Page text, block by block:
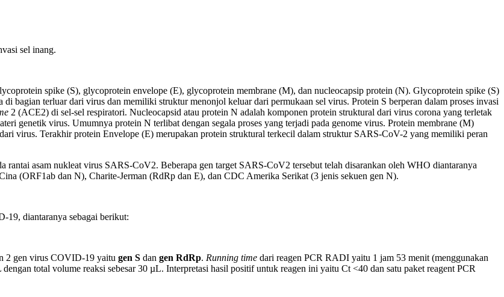
sel inang.
spike (S), glycoprotein envelope (E), glycoprotein membrane (M), dan nucleocapsip protein (N). Glycoprotein spike (S)
bagian terluar dari virus dan memiliki struktur menonjol keluar dari permukaan sel virus. Protein S berperan dalam proses invasi
2 (ACE2) di sel-sel respiratori. Nucleocapsid atau protein N adalah komponen protein struktural dari virus corona yang terletak
genetik virus. Umumnya protein N terlibat dengan segala proses yang terjadi pada genome virus. Protein membrane (M)
virus. Terakhir protein Envelope (E) merupakan protein struktural terkecil dalam struktur SARS-CoV-2 yang memiliki peran
rantai asam nukleat virus SARS-CoV2. Beberapa gen target SARS-CoV2 tersebut telah disarankan oleh WHO diantaranya
(ORF1ab dan N), Charite-Jerman (RdRp dan E), dan CDC Amerika Serikat (3 jenis sekuen gen N).
19, diantaranya sebagai berikut:
2 gen virus COVID-19 yaitu gen S dan gen RdRp. Running time dari reagen PCR RADI yaitu 1 jam 53 menit (menggunakan
total volume reaksi sebesar 30 µL. Interpretasi hasil positif untuk reagen ini yaitu Ct <40 dan satu paket reagent PCR